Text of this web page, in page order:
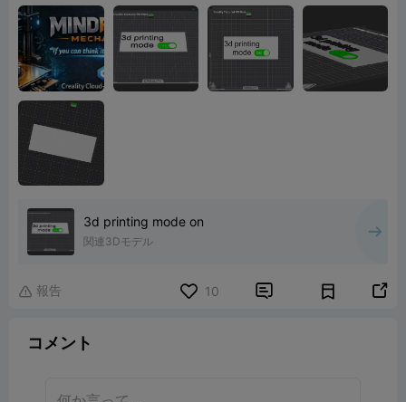
3d printing mode on
関連3Dモデル
 報告 10  
コメント